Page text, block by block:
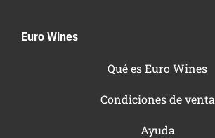
Euro Wines
Qué es Euro Wines
Condiciones de venta
Ayuda